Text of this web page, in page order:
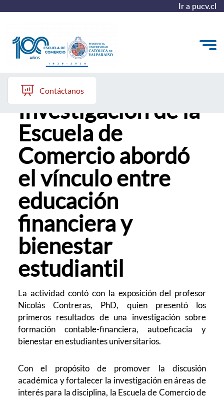
Ir a pucv.cl
Quiénes somos
Vinculación con el Medio
Formación Continua
Postgrados
Admisión
ALUMNI
Contáctanos
Seminario de
Investigación de la
Escuela de
Comercio abordó
el vínculo entre
educación
financiera y
bienestar
estudiantil
La actividad contó con la exposición del profesor
Nicolás Contreras, PhD, quien presentó los
primeros resultados de una investigación sobre
formación contable-financiera, autoeficacia y
bienestar en estudiantes universitarios.
Con el propósito de promover la discusión
académica y fortalecer la investigación en áreas de
interés para la disciplina, la Escuela de Comercio de